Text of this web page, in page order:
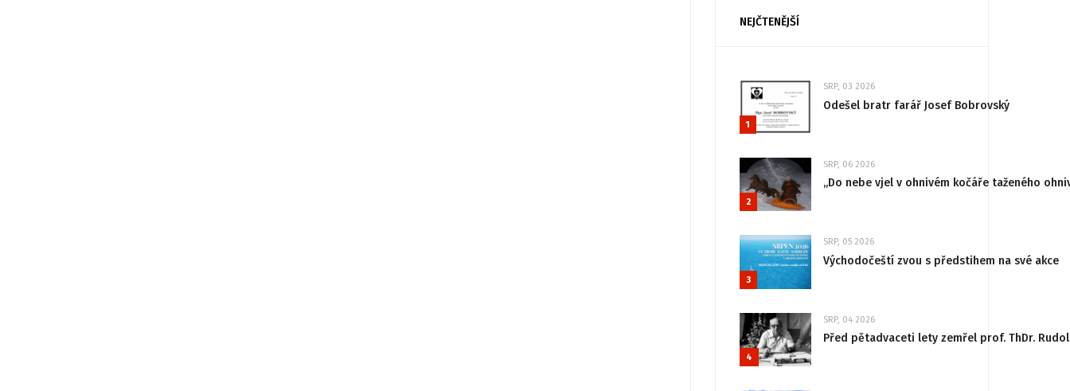
NEJČTENĚJŠÍ
1
SRP, 03 2026
Odešel bratr farář Josef Bobrovský
2
SRP, 06 2026
„Do nebe vjel v ohnivém kočáře taženého
3
SRP, 05 2026
Východočeští zvou s předstihem na své akce
4
SRP, 04 2026
Před pětadvaceti lety zemřel prof. ThDr.